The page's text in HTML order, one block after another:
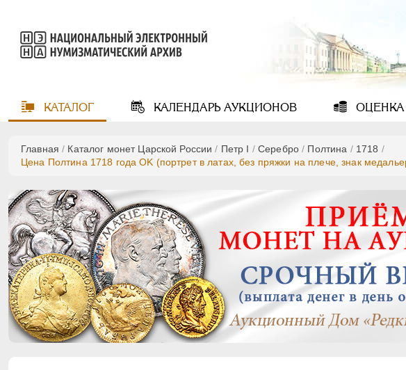
КАТАЛОГ КАЛЕНДАРЬАУКЦИОНОВ ОЦЕНКА
Главная / Каталог монет Царской России / Пeтр I /Серебро / Полтина / 1718 /
Цена Полтина 1718 года OK (портрет в латах, без пряжки на плече, знак